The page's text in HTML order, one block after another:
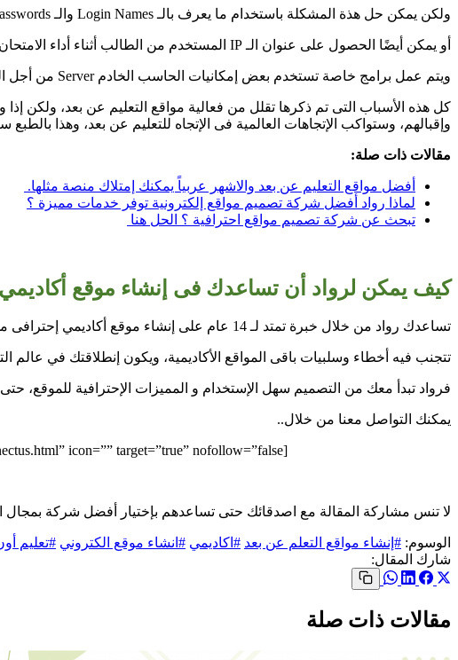
ولكن يمكن حل هذة المشكلة باستخدام ما يعرف بالـ Login Names والـ Passwords للدخول إلى الإمتحان، عن طريق برمجة الموقع بطريقة تقبل فقط للطالب السماح بالدخول.
أو يمكن أيضًا الحصول على عنوان الـ IP المستخدم من الطالب أثناء أداء الامتحان،
ويتم عمل برامج خاصة تستخدم بعض إمكانيات الحاسب الخادم Server من أجل التعرف على ذلك العنوان.
كل هذه الأسباب التى تم ذكرها تقلل من فعالية مواقع التعليم عن بعد،
وإقبالهم، وستواكب الإتجاهات العالمية فى الإتجاه للتعليم عن بعد، وهذا
مقالات ذات صلة:
أفضل مواقع التعليم عن بعد والاشهر عربياً يمكنك إمتلاك منصة مثلها.
لماذا رواد أفضل شركة تصميم مواقع إلكترونية توفر خدمات مميزة ؟
تبحث عن شركة تصميم مواقع احترافية ؟ الحل هنا
كيف يمكن لرواد أن تساعدك فى إنشاء موقع
تساعدك رواد من خلال خبرة تمتد لـ 14 عام على إنشاء موقع أكاديمي إحترافى مميز.
تتجنب فيه أخطاء وسلبيات باقى المواقع الأكاديمية، ويكون إنطلاقتك في عالم
فرواد تبدأ معك من التصميم سهل الإستخدام و المميزات الإحترافية للموقع،
يمكنك التواصل معنا من خلال..
[button color=”green” size=”medium” link=”https://www.rh.net.sa/rowaad-connectus.html” icon=”” target=”true” nofollow=”false”]تواصل الآن[/button]
لا تنس مشاركة المقالة مع اصدقائك حتى تساعدهم بإختيار أفضل شركة بمجال
الوسوم: #إنشاء مواقع التعلم عن بعد #اكاديمي #انشاء موقع الكتروني #تعليم
شارك المقال:
مقالات ذات صلة